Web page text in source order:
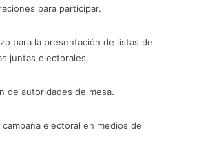
para participar.
para la presentación de listas de
juntas electorales.
de autoridades de mesa.
electoral en medios de